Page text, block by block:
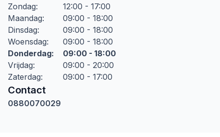
Zondag:
12:00 - 17:00
Maandag:
09:00 - 18:00
Dinsdag:
09:00 - 18:00
Woensdag:
09:00 - 18:00
Donderdag:
09:00 - 18:00
Vrijdag:
09:00 - 20:00
Zaterdag: 09:00 - 17:00
Contact
0880070029